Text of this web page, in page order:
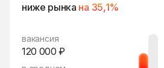
ниже рынка на 35,1%
вакансия
120 000 ₽